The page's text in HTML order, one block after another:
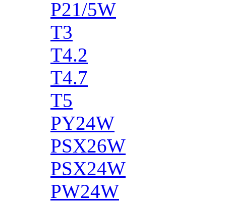
P21/5W
T3
T4.2
T4.7
T5
PY24W
PSX26W
PSX24W
PW24W